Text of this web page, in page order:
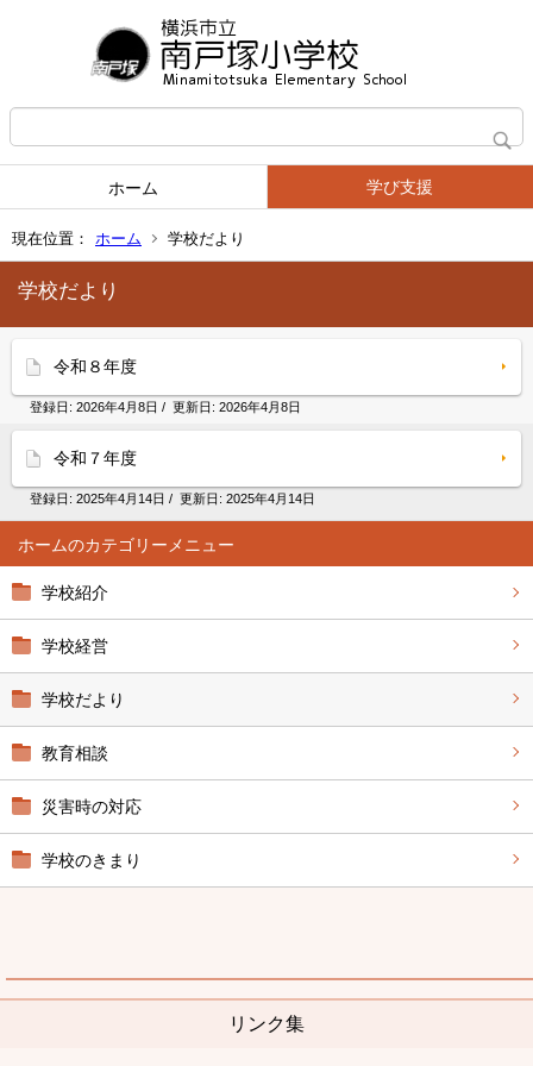
ホーム 学び支援
現在位置： ホーム 学校だより
ホーム
学校紹介
学校経営
学校だより
教育相談
災害時の対応
学校のきまり
リンク集
学校だより
令和８年度
登録日: 2026年4月8日 / 更新日: 2026年4月8日
令和７年度
登録日: 2025年4月14日 / 更新日: 2025年4月14日